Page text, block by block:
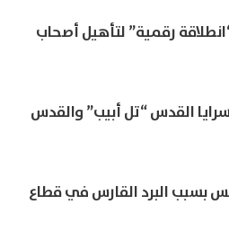
رقمية” لتأهيل أصحاب
القدس “تل أبيب” والقدس
بسبب البرد القارس في قطاع